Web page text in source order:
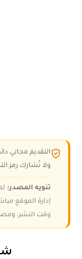
التقديم مجاني
ولا تُشارك رمز
تنويه المصدر:
إدارة الموقع
وقت النشر،